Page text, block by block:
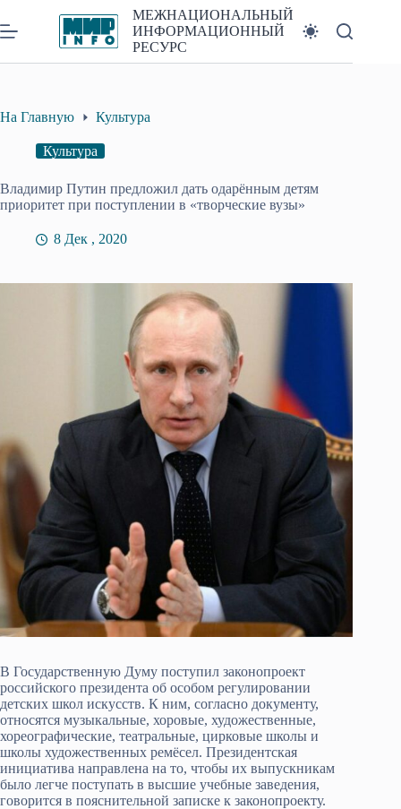
к
сути
МЕЖНАЦИОНАЛЬНЫЙ
ИНФОРМАЦИОННЫЙ
РЕСУРС
На Главную Культура
Культура
Владимир Путин предложил дать одарённым детям
приоритет при поступлении в «творческие вузы»
8 Дек , 2020
В Государственную Думу поступил законопроект
российского президента об особом регулировании
детских школ искусств. К ним, согласно документу,
относятся музыкальные, хоровые, художественные,
хореографические, театральные, цирковые школы и
школы художественных ремёсел. Президентская
инициатива направлена на то, чтобы их выпускникам
было легче поступать в высшие учебные заведения,
говорится в пояснительной записке к законопроекту.